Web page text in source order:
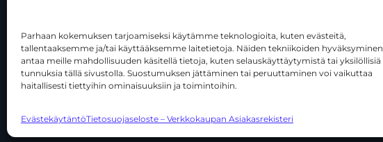
Parhaan kokemuksen tarjoamiseksi käytämme teknologioita, kuten evästeitä,
tallentaaksemme ja/tai käyttääksemme laitetietoja. Näiden tekniikoiden hyväksyminen
antaa meille mahdollisuuden käsitellä tietoja, kuten selauskäyttäytymistä tai yksilöllisiä
tunnuksia tällä sivustolla. Suostumuksen jättäminen tai peruuttaminen voi vaikuttaa
haitallisesti tiettyihin ominaisuuksiin ja toimintoihin.
EvästekäytäntöTietosuojaseloste – Verkkokaupan Asiakasrekisteri
© 2026 Toolcat Oy · Y-tunnus 1059567-7 · Kalustetie 1, 01720 Vantaa